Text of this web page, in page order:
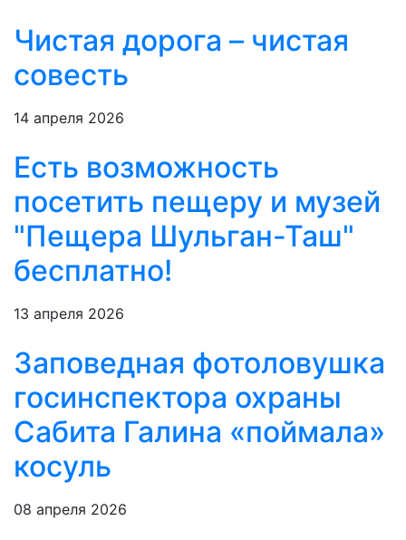
Чистая дорога – чистая
совесть
14 апреля 2026
Есть возможность
посетить пещеру и музей
"Пещера Шульган-Таш"
бесплатно!
13 апреля 2026
Заповедная фотоловушка
госинспектора охраны
Сабита Галина «поймала»
косуль
08 апреля 2026